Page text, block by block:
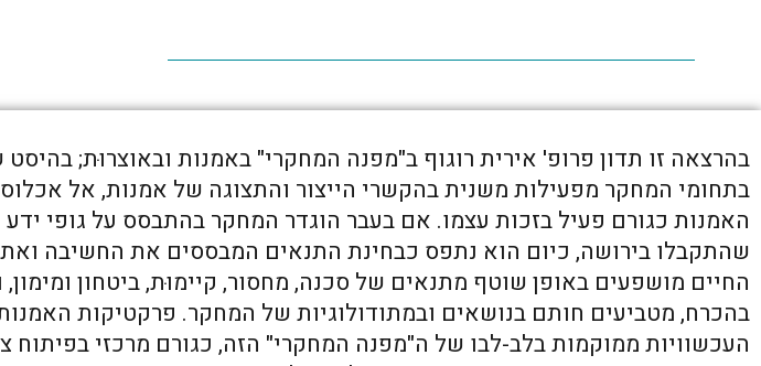
בהרצאה זו תדון פרופ' אירית רוגוף ב"מפנה המחקרי" באמנות ובאוצרוּת;
בתחומי המחקר מפעילות משנית בהקשרי הייצור והתצוגה של אמנות, אל
האמנות כגורם פעיל בזכות עצמו. אם בעבר הוגדר המחקר בהתבסס על גופי ידע
שהתקבלו בירושה, כיום הוא נתפס כבחינת התנאים המבססים את החשיבה
החיים מושפעים באופן שוטף מתנאים של סכנה, מחסור, קיימוּת, ביטחון ומימון,
בהכרח, מטביעים חותם בנושאים ובמתודולוגיות של המחקר. פרקטיקות
העכשוויות ממוקמות בלב-לבו של ה"מפנה המחקרי" הזה, כגורם מרכזי בפיתוח